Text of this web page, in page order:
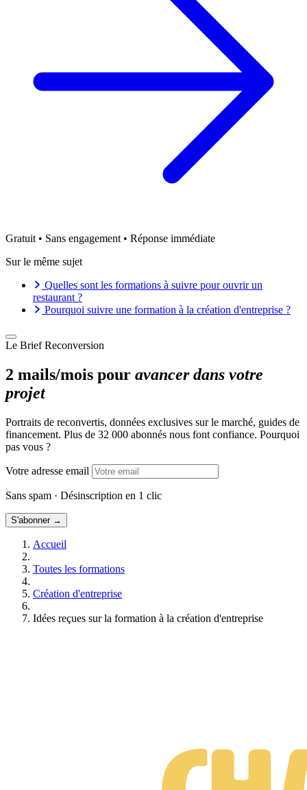
Gratuit • Sans engagement • Réponse immédiate
Sur le même sujet
Quelles sont les formations à suivre pour ouvrir un
restaurant ?
Pourquoi suivre une formation à la création d'entreprise ?
Le Brief Reconversion
2 mails/mois pour avancer dans votre
projet
Portraits de reconvertis, données exclusives sur le marché, guides de
financement. Plus de 32 000 abonnés nous font confiance. Pourquoi
pas vous ?
Votre adresse email
Sans spam · Désinscription en 1 clic
S'abonner →
Accueil
Toutes les formations
Création d'entreprise
Idées reçues sur la formation à la création d'entreprise